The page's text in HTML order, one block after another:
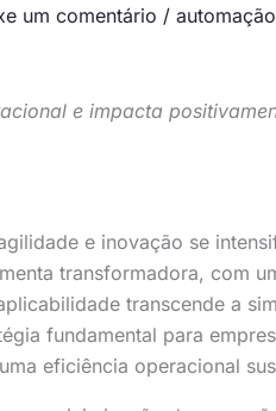
um comentário /
e impacta
e inovação se
transformadora, com
transcende a
fundamental para
eficiência operacional